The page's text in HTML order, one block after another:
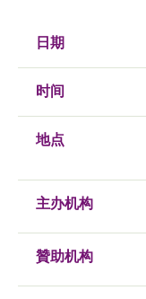
日期
时间
地点
主办机构
贊助机构